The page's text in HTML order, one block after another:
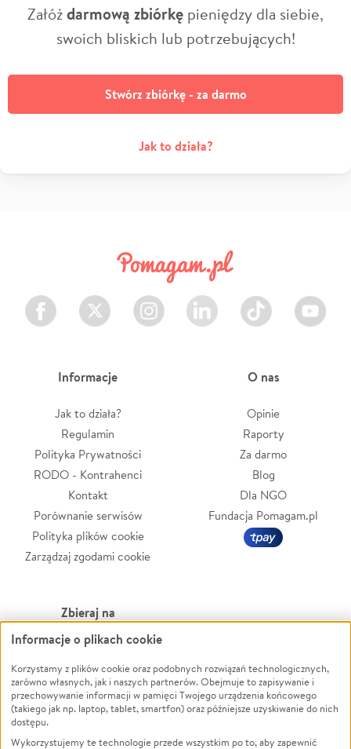
Załóżdarmową zbiórkę pieniędzy dla siebie,
swoich bliskich lub potrzebujących!
Stwórz zbiórkę - za darmo
Jak to działa?
Facebook Twitter Instagram LinkedIn TikTok Youtube
Informacje
Jak to działa?
Regulamin
Polityka Prywatności
RODO - Kontrahenci
Kontakt
Porównanie serwisów
Polityka plików cookie
Zarządzaj zgodami cookie
O nas
Opinie
Raporty
Za darmo
Blog
Dla NGO
Fundacja Pomagam.pl
Zbieraj na
Leczenie
Zwierzęta
Pożar
Ukraina
Powódź
Wichura
NGO
Informacje o plikach cookie
Korzystamy z plików cookie oraz podobnych rozwiązań technologicznych,
zarówno własnych, jak i naszych partnerów. Obejmuje to zapisywanie i
przechowywanie informacji w pamięci Twojego urządzenia końcowego
(takiego jak np. laptop, tablet, smartfon) oraz późniejsze uzyskiwanie do nich
dostępu.
Wykorzystujemy te technologie przede wszystkim po to, aby zapewnić